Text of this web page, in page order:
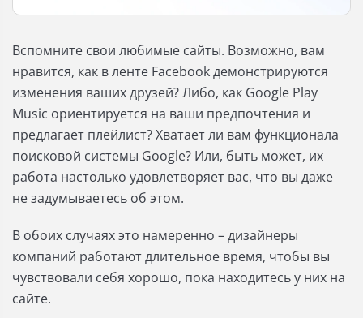
Вспомните свои любимые сайты. Возможно, вам
нравится, как в ленте Facebook демонстрируются
изменения ваших друзей? Либо, как Google Play
Music ориентируется на ваши предпочтения и
предлагает плейлист? Хватает ли вам функционала
поисковой системы Google? Или, быть может, их
работа настолько удовлетворяет вас, что вы даже
не задумываетесь об этом.
В обоих случаях это намеренно – дизайнеры
компаний работают длительное время, чтобы вы
чувствовали себя хорошо, пока находитесь у них на
сайте.